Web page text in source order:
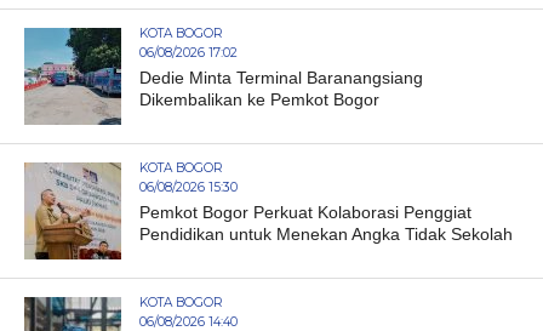
KOTA BOGOR
06/08/2026 17:02
Dedie Minta Terminal Baranangsiang
Dikembalikan ke Pemkot Bogor
KOTA BOGOR
06/08/2026 15:30
Pemkot Bogor Perkuat Kolaborasi Penggiat
Pendidikan untuk Menekan Angka Tidak Sekolah
KOTA BOGOR
06/08/2026 14:40